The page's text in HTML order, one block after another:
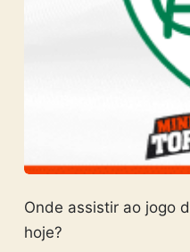
Onde assistir ao jogo
hoje?